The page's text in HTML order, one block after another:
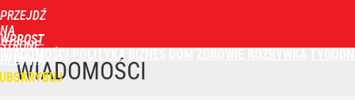
PRZEJDŹ
NA
STRONĘ
GŁÓWNĄ
WPROST
POLITYKA
WIADOMOŚCI